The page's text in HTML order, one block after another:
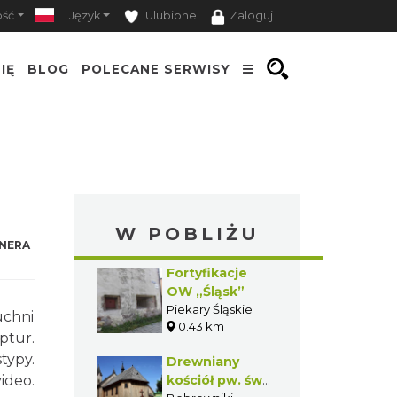
Język Ulubione Zaloguj
BLOG POLECANE SERWISY
W POBLIŻU
Fortyfikacje
OW „Śląsk”
Piekary Śląskie
0.43 km
Drewniany
kościół pw. św.